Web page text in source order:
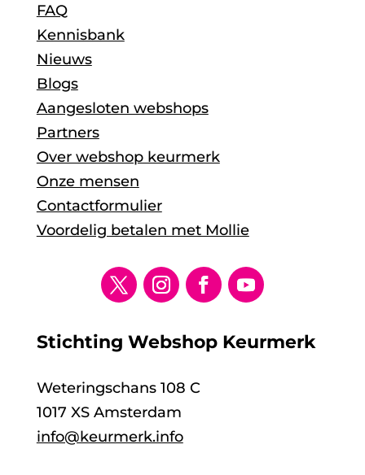
FAQ
Kennisbank
Nieuws
Blogs
Aangesloten webshops
Partners
Over webshop keurmerk
Onze mensen
Contactformulier
Voordelig betalen met Mollie
Stichting Webshop Keurmerk
Weteringschans 108 C
1017 XS Amsterdam
info@keurmerk.info